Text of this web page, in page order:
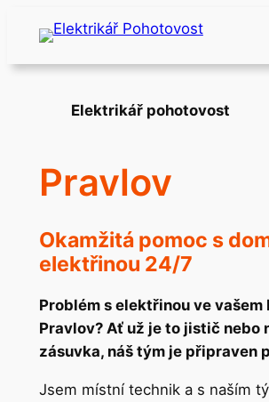
Přeskočit
obsah
Elektrikář pohotovost
Pravlov
Okamžitá pomoc s
elektřinou 24/7
Problém s elektřinou ve vašem
Pravlov? Ať už je to jistič nebo
zásuvka, náš tým je připraven
Jsem místní technik a s naším